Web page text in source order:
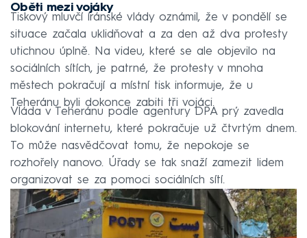
Oběti mezi vojáky
Tiskový mluvčí íránské vlády oznámil, že v pondělí se
situace začala uklidňovat a za den až dva protesty
utichnou úplně. Na videu, které se ale objevilo na
sociálních sítích, je patrné, že protesty v mnoha
městech pokračují a místní tisk informuje, že u
Teheránu byli dokonce zabiti tři vojáci.
Vláda v Teheránu podle agentury DPA prý zavedla
blokování internetu, které pokračuje už čtvrtým dnem.
To může nasvědčovat tomu, že nepokoje se
rozhořely nanovo. Úřady se tak snaží zamezit lidem
organizovat se za pomoci sociálních sítí.